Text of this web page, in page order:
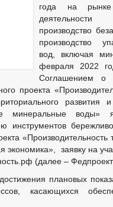
года на
производство
производство
вод, включая
февраля 2022
Соглашением о
проекта
развития
воды»
инструментов
«Производительность
экономика», заявку на
(далее –
плановых
касающихся